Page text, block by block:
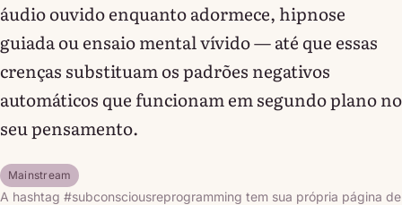
áudio ouvido enquanto adormece, hipnose
guiada ou ensaio mental vívido — até que essas
crenças substituam os padrões negativos
automáticos que funcionam em segundo plano no
seu pensamento.
Mainstream
A hashtag #subconsciousreprogramming tem sua própria página de